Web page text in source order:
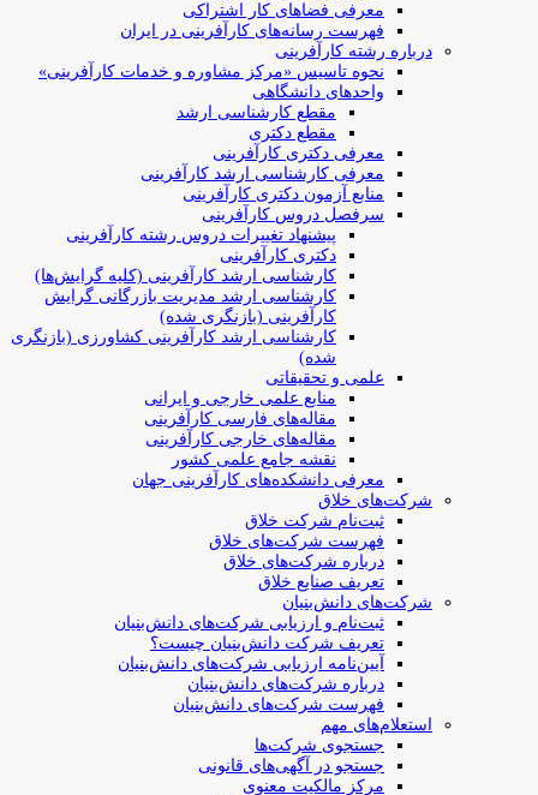
معرفی فضاهای کار اشتراکی
فهرست رسانه‌های کارآفرینی در ایران
درباره رشته کارآفرینی
نحوه تاسیس «مرکز مشاوره و خدمات کارآفرینی»
واحدهای دانشگاهی
مقطع کارشناسی ارشد
مقطع دکتری
معرفی دکتری کارآفرینی
معرفی کارشناسی ارشد کارآفرینی
منابع آزمون دکتری کارآفرینی
سرفصل دروس کارآفرینی
پیشنهاد تغییرات دروس رشته کارآفرینی
دکتری کارآفرینی
کارشناسی ارشد کارآفرینی (کلیه گرایش‌ها)
کارشناسی ارشد مدیریت بازرگانی گرایش
کارآفرینی (بازنگری شده)
کارشناسی ارشد کارآفرینی کشاورزی (بازنگری
شده)
علمی و تحقیقاتی
منابع علمی خارجی و ایرانی
مقاله‌های فارسی کارآفرینی
مقاله‌های خارجی کارآفرینی
نقشه جامع علمی کشور
معرفی دانشکده‌های کارآفرینی جهان
شرکت‌های خلاق
ثبت‌نام شرکت خلاق
فهرست شرکت‌های خلاق
درباره شرکت‌های خلاق
تعریف صنایع خلاق
شرکت‌های دانش‌بنیان
ثبت‌نام و ارزیابی شرکت‌های دانش‌بنیان
تعریف شرکت دانش‌بنیان چیست؟
آیین‌نامه ارزیابی شرکت‌های دانش‌بنیان
درباره شرکت‌های دانش‌بنیان
فهرست شرکت‌های دانش‌بنیان
استعلام‌های مهم
جستجوی شرکت‌ها
جستجو در آگهی‌های قانونی
مرکز مالکیت معنوی